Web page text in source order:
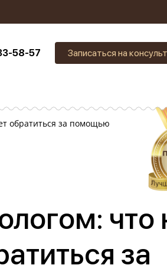
58-57 Записаться на
обратиться за помощью
что
за